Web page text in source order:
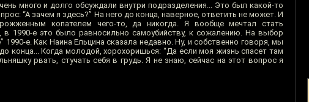
много и долго обсуждали внутри подразделения... Это был какой-то
“А зачем я здесь?” На него до конца, наверное, ответить не может. И
копателем чего-то, да никогда. Я вообще мечтал стать
1990-е это было равносильно самоубийству, к сожалению. На выбор
е. Как Наина Ельцина сказала недавно. Ну, и собственно говоря, мы
конца... Когда молодой, хорохоришься: “Да если моя жизнь спасет там
рвать, стучать себя в грудь. Я не знаю, сейчас на этот вопрос я